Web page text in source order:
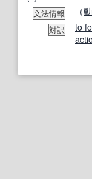
文法情報 （
対訳 to